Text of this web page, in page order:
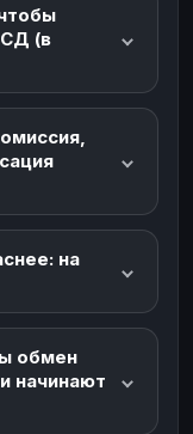
(в
на
обмен
начинают